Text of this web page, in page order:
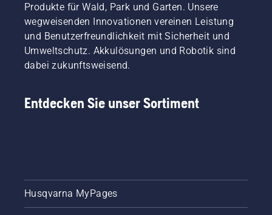
Produkte für Wald, Park und Garten. Unsere
wegweisenden Innovationen vereinen Leistung
und Benutzerfreundlichkeit mit Sicherheit und
Umweltschutz. Akkulösungen und Robotik sind
dabei zukunftsweisend.
Entdecken Sie unser Sortiment
Husqvarna MyPages